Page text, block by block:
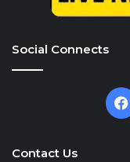
Social Connects
Contact Us